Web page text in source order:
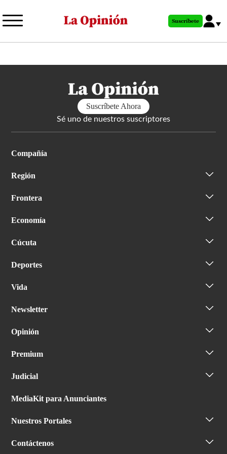
al
principal
Suscríbete
Suscríbete Ahora
Sé uno de nuestros suscriptores
Compañía
Región
Frontera
Economía
Cúcuta
Deportes
Vida
Newsletter
Opinión
Premium
Judicial
MediaKit para Anunciantes
Nuestros Portales
Contáctenos